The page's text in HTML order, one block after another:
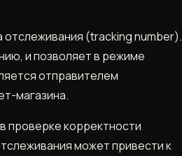
(tracking number).
и позволяет в режиме
отправителем
магазина.
проверке корректности
может привести к